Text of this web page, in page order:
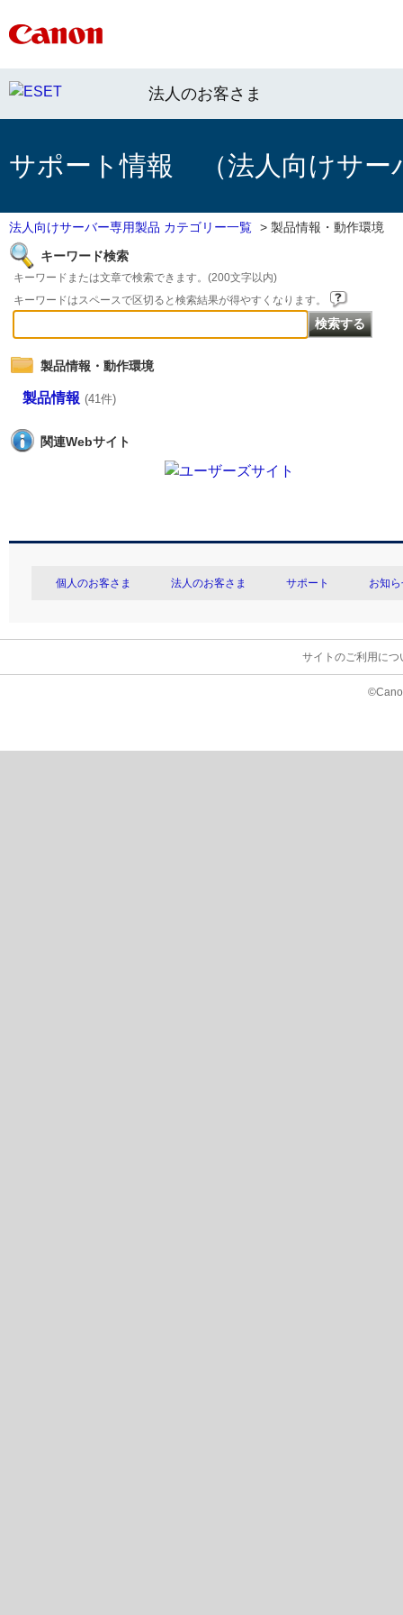
法人のお客さま
サポート情報 （法人向けサー
法人向けサーバー専用製品 カテゴリー一覧 > 製品情報・動作環境
キーワード検索
キーワードまたは文章で検索できます。(200文字以内)
キーワードはスペースで区切ると検索結果が得やすくなります。
製品情報・動作環境
製品情報 (41件)
関連Webサイト
個人のお客さま 法人のお客さま サポート お知
サイトのご利用につ